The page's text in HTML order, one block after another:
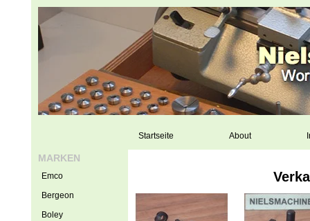
Startseite About
MARKEN
Emco
Bergeon
Boley